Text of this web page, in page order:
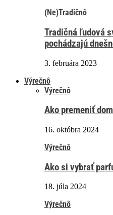
(Ne)Tradičnô
Tradičná ľudová
pochádzajú
3. februára 2023
Výrečnô
Výrečnô
Ako premeniť
16. októbra 2024
Výrečnô
Ako si vybrať
18. júla 2024
Výrečnô